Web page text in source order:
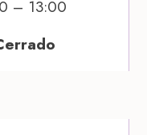
– 13:00